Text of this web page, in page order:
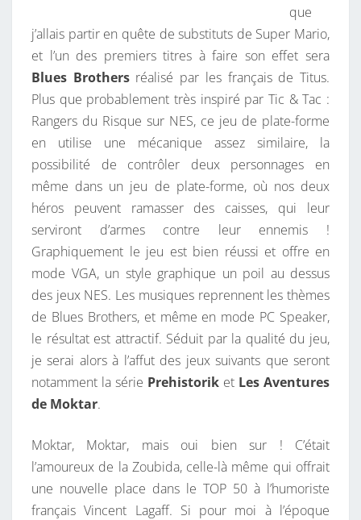
que
j’allais partir en quête de substituts de Super Mario,
et l’un des premiers titres à faire son effet sera
Blues Brothersréalisé par les français de Titus.
Plus que probablement très inspiré par Tic & Tac :
Rangers du Risque sur NES, ce jeu de plate-forme
en utilise une mécanique assez similaire, la
possibilité de contrôler deux personnages en
même dans un jeu de plate-forme, où nos deux
héros peuvent ramasser des caisses, qui leur
serviront d’armes contre leur ennemis !
Graphiquement le jeu est bien réussi et offre en
mode VGA, un style graphique un poil au dessus
des jeux NES. Les musiques reprennent les thèmes
de Blues Brothers, et même en mode PC Speaker,
le résultat est attractif. Séduit par la qualité du jeu,
je serai alors à l’affut des jeux suivants que seront
notamment la série Prehistorik et Les Aventures
de Moktar.
Moktar, Moktar, mais oui bien sur ! C’était
l’amoureux de la Zoubida, celle-là même qui offrait
une nouvelle place dans le TOP 50 à l’humoriste
français Vincent Lagaff. Si pour moi à l’époque